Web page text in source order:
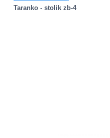
Taranko - stolik zb-4